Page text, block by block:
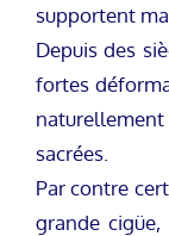
supportent
Depuis des
fortes
naturellement
sacrées.
Par contre
grande